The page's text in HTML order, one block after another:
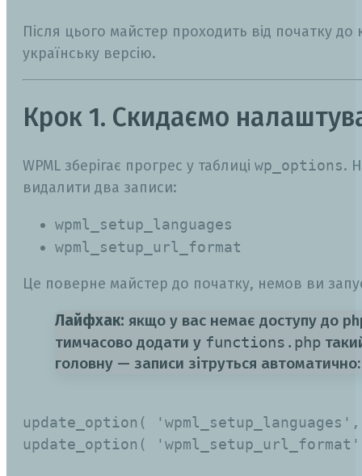
Після цього майстер проходить від початку до
українську версію.
Крок 1. Скидаємо
WPML зберігає прогрес у таблиці wp_options.
видалити два записи:
wpml_setup_languages
wpml_setup_url_format
Це поверне майстер до початку, немов ви
Лайфхак: якщо у вас немає доступу до
тимчасово додати у functions.php
головну — записи зітруться автоматично:
update_option(
update_option(